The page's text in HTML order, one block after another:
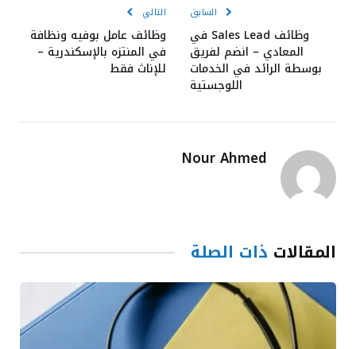
السابق
وظائف Sales Lead في
المعادي – انضم لفريق
بوسطة الرائد في الخدمات
اللوجستية
التالي
وظائف عامل بوفيه ونظافة
في المنتزه بالإسكندرية –
للإناث فقط
Nour Ahmed
المقالات ذات الصلة